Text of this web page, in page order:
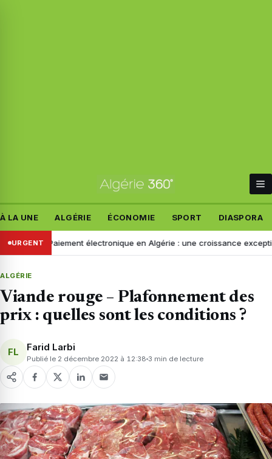
À LA UNE ALGÉRIE ÉCONOMIE SPORT DIASPORA
URGENT
Paiement électronique en Algérie : une croissance exceptionnelle
ALGÉRIE
Viande rouge – Plafonnement des
prix : quelles sont les conditions ?
FL Farid Larbi
Publié le 2 décembre 2022 à 12:38 3 min de lecture